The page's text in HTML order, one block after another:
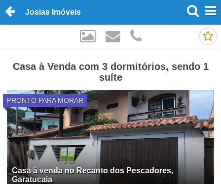
Josias Imóveis
Casa à Venda com 3 dormitórios, sendo 1
suíte
PRONTO PARA MORAR
Casa à venda no Recanto dos Pescadores,
Garatucaia